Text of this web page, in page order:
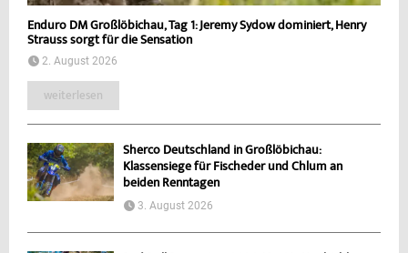
Enduro DM Großlöbichau, Tag 1: Jeremy Sydow dominiert, Henry
Strauss sorgt für die Sensation
2. August 2026
weiterlesen
Sherco Deutschland in Großlöbichau:
Klassensiege für Fischeder und Chlum an
beiden Renntagen
3. August 2026